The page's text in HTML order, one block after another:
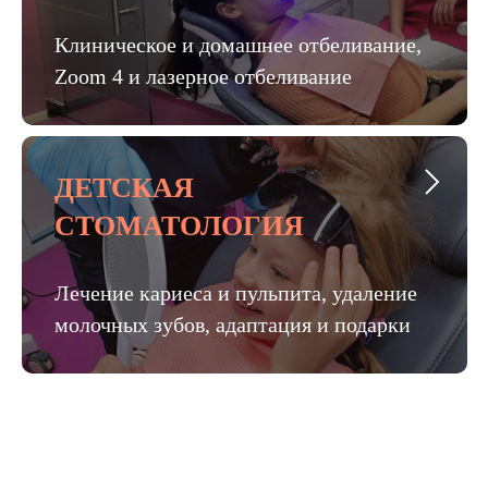
Клиническое и домашнее отбеливание,
Zoom 4 и лазерное отбеливание
ДЕТСКАЯ
СТОМАТОЛОГИЯ
Лечение кариеса и пульпита, удаление
молочных зубов, адаптация и подарки